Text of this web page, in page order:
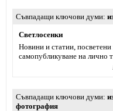
Съвпадащи ключови думи
Светлосенки
Новини и статии,
самопубликуване на лично
Съвпадащи ключови думи
фотография